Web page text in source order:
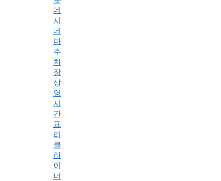
데
시
네
마
주
차
장
상
영
시
간
표
리
클
라
이
너